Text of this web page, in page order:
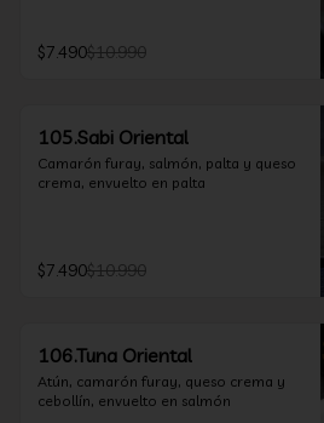
$7.490$10.990
105.Sabi Oriental
Camarón furay, salmón, palta y queso
crema, envuelto en palta
$7.490$10.990
106.Tuna Oriental
Atún, camarón furay, queso crema y
cebollín, envuelto en salmón